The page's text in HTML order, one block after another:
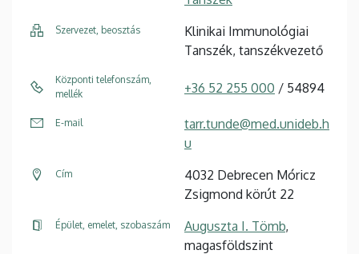
Szervezet, beosztás
Klinikai Immunológiai
Tanszék, tanszékvezető
Központi telefonszám,
mellék
+36 52 255 000 / 54894
E-mail
tarr.tunde@med.unideb.h
u
Cím
4032 Debrecen Móricz
Zsigmond körút 22
Épület, emelet, szobaszám Auguszta I. Tömb,
magasföldszint